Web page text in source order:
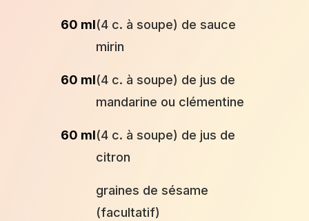
60 ml(4 c. à soupe) de sauce
mirin
60 ml(4 c. à soupe) de jus de
mandarine ou clémentine
60 ml(4 c. à soupe) de jus de
citron
graines de sésame
(facultatif)